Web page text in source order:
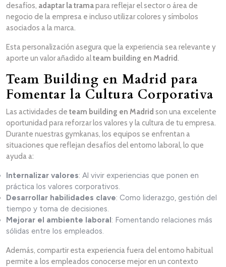
desafíos, adaptar la tramapara reflejar el sector o área de
negocio de la empresa e incluso utilizar colores y símbolos
asociados a la marca.
Esta personalización asegura que la experiencia sea relevante y
aporte un valor añadido alteam building en Madrid.
Team Building en Madrid para
Fomentar la Cultura Corporativa
Las actividades de team building en Madrid son una excelente
oportunidad para reforzar los valores y la cultura de tu empresa.
Durante nuestras gymkanas, los equipos se enfrentan a
situaciones que reflejan desafíos del entorno laboral, lo que
ayuda a:
Internalizar valores: Al vivir experiencias que ponen en
práctica los valores corporativos.
Desarrollar habilidades clave: Como liderazgo, gestión del
tiempo y toma de decisiones.
Mejorar el ambiente laboral: Fomentando relaciones más
sólidas entre los empleados.
Además, compartir esta experiencia fuera del entorno habitual
permite a los empleados conocerse mejor en un contexto